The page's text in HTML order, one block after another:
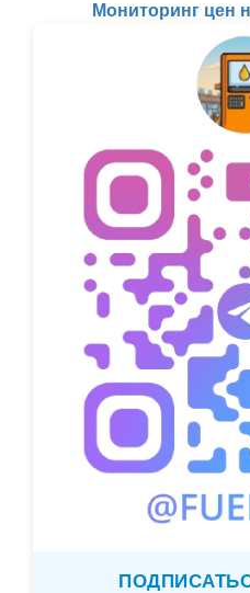
Мониторинг цен